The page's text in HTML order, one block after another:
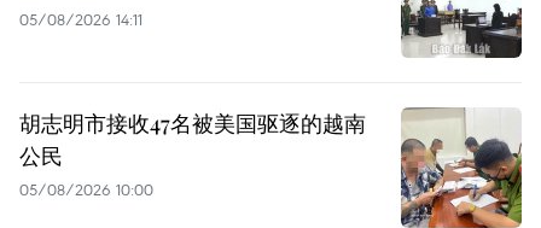
05/08/2026 14:11
胡志明市接收47名被美国驱逐的越南
公民
05/08/2026 10:00